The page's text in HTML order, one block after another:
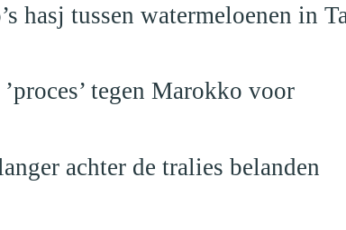
hasj tussen watermeloenen in
tegen Marokko voor
achter de tralies belanden